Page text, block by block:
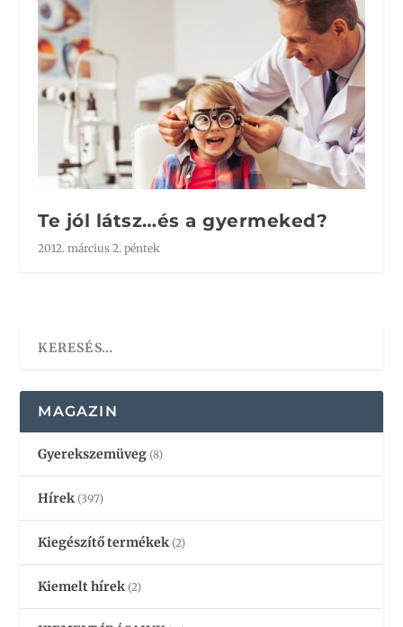
Te jól látsz…és a gyermeked?
2012. március 2. péntek
MAGAZIN
Gyerekszemüveg (8)
Hírek (397)
Kiegészítő termékek (2)
Kiemelt hírek (2)